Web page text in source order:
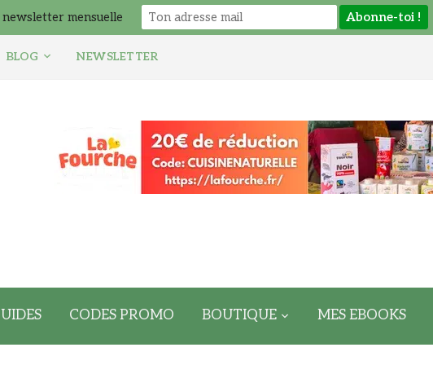
BLOG NEWSLETTER
CODES PROMO BOUTIQUE MES EBOOKS
newsletter mensuelle